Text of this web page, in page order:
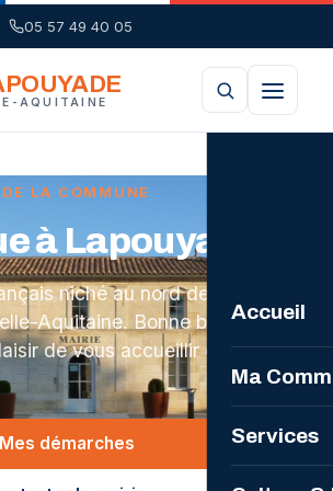
05 57 49 40 05
AQUITAINE
Accueil
Ma
La
Services
LA COMMUNE
à Lapouyade
niché au nord de la
Aquitaine. Bonne balade sur
de vous accueillir dans
Mes démarches